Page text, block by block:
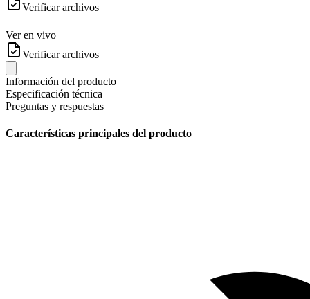
Verificar archivos
Ver en vivo
Verificar archivos
Información del producto
Especificación técnica
Preguntas y respuestas
Características principales del producto